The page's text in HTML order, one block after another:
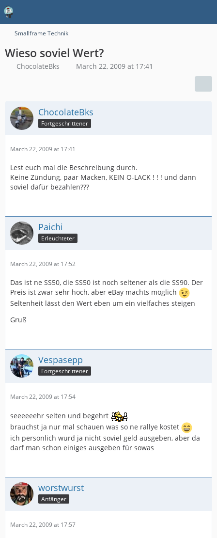
Smallframe Technik
Wieso soviel Wert?
ChocolateBks March 22, 2009 at 17:41
ChocolateBks
Fortgeschrittener
March 22, 2009 at 17:41
Lest euch mal die Beschreibung durch.
Keine Zündung, paar Macken, KEIN O-LACK ! ! ! und dann
soviel dafür bezahlen???
Paichi
Erleuchteter
March 22, 2009 at 17:52
Das ist ne SS50, die SS50 ist noch seltener als die SS90. Der
Preis ist zwar sehr hoch, aber eBay machts möglich
Seltenheit lässt den Wert eben um ein vielfaches steigen
Gruß
Vespasepp
Fortgeschrittener
March 22, 2009 at 17:54
seeeeeehr selten und begehrt
brauchst ja nur mal schauen was so ne rallye kostet
ich persönlich würd ja nicht soviel geld ausgeben, aber da
darf man schon einiges ausgeben für sowas
worstwurst
Anfänger
March 22, 2009 at 17:57